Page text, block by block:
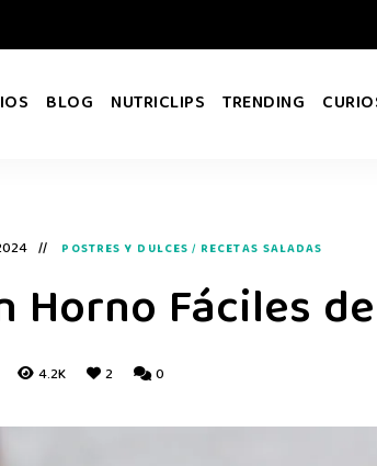
BLOG NUTRICLIPS TRENDING
POSTRES Y DULCES / RECETAS SALADAS
Horno Fáciles
4.2K 2 0